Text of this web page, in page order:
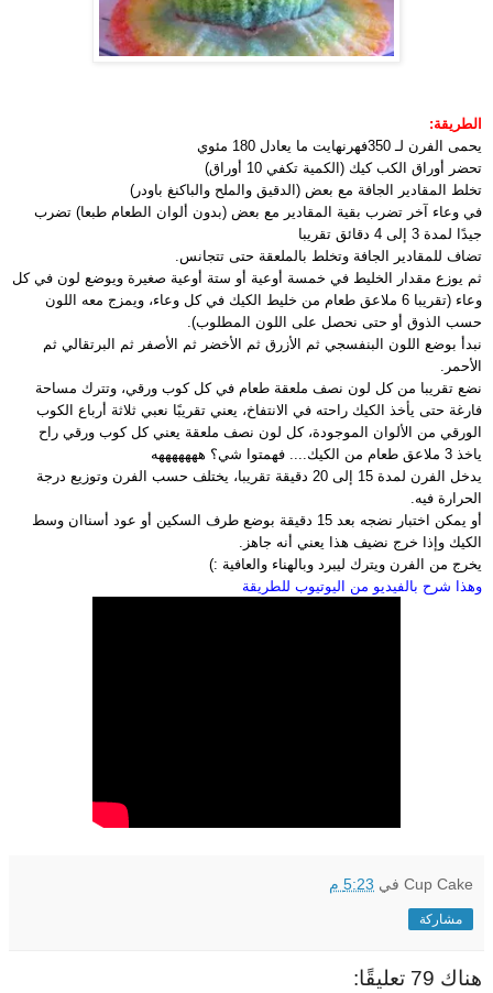
الطريقة:
يحمى الفرن لـ 350فهرنهايت ما يعادل 180 مئوي
تحضر أوراق الكب كيك (الكمية تكفي 10 أوراق)
تخلط المقادير الجافة مع بعض (الدقيق والملح والباكنغ باودر)
في وعاء آخر تضرب بقية المقادير مع بعض (بدون ألوان الطعام طبعا) تضرب
جيدًا لمدة 3 إلى 4 دقائق تقريبا
تضاف للمقادير الجافة وتخلط بالملعقة حتى تتجانس.
ثم يوزع مقدار الخليط في خمسة أوعية أو ستة أوعية صغيرة ويوضع لون في كل
وعاء (تقريبا 6 ملاعق طعام من خليط الكيك في كل وعاء، ويمزج معه اللون
حسب الذوق أو حتى نحصل على اللون المطلوب).
نبدأ بوضع اللون البنفسجي ثم الأزرق ثم الأخضر ثم الأصفر ثم البرتقالي ثم
الأحمر.
نضع تقريبا من كل لون نصف ملعقة طعام في كل كوب ورقي، وتترك مساحة
فارغة حتى يأخذ الكيك راحته في الانتفاخ، يعني تقريبًا نعبي ثلاثة أرباع الكوب
الورقي من الألوان الموجودة، كل لون نصف ملعقة يعني كل كوب ورقي راح
ياخذ 3 ملاعق طعام من الكيك.... فهمتوا شي؟ هههههههه
يدخل الفرن لمدة 15 إلى 20 دقيقة تقريبا، يختلف حسب الفرن وتوزيع درجة
الحرارة فيه.
أو يمكن اختبار نضجه بعد 15 دقيقة بوضع طرف السكين أو عود أسناان وسط
الكيك وإذا خرج نضيف هذا يعني أنه جاهز.
يخرج من الفرن ويترك ليبرد وبالهناء والعافية :)
وهذا شرح بالفيديو من اليوتيوب للطريقة
Cup Cake في 5:23 م
مشاركة
هناك 79 تعليقًا: